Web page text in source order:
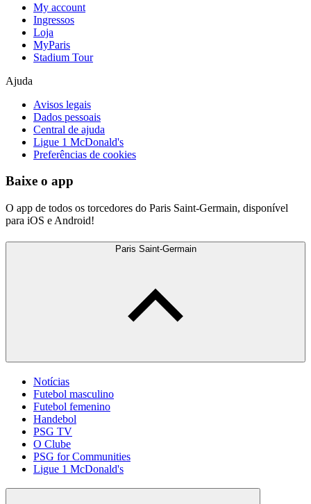
My account
Ingressos
Loja
MyParis
Stadium Tour
Ajuda
Avisos legais
Dados pessoais
Central de ajuda
Ligue 1 McDonald's
Preferências de cookies
Baixe o app
O app de todos os torcedores do Paris Saint-Germain, disponível
para iOS e Android!
Paris Saint-Germain
Notícias
Futebol masculino
Futebol femenino
Handebol
PSG TV
O Clube
PSG for Communities
Ligue 1 McDonald's